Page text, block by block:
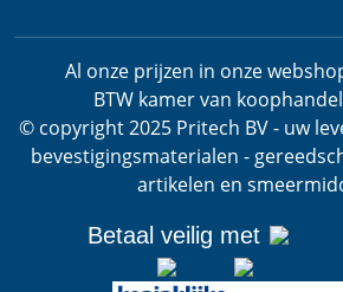
Al onze prijzen in onze
BTW kamer van
© copyright 2025 Pritech BV - uw
bevestigingsmaterialen -
artikelen en
Betaal veilig met